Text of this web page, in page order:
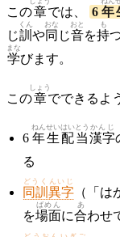
この章では、 6 年
じ訓
くん
や同
おな
じ音
おと
を持
も
学
まな
びます。
この章
しょう
でできるよ
6 年生
ねんせい
配当
はいとう
漢字
かんじ
る
同訓異字
どうくんいじ
（「は
を場面
ばめん
に合
あ
わせ